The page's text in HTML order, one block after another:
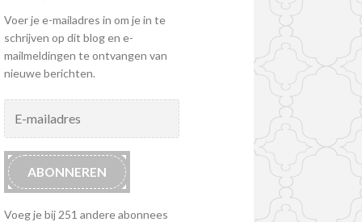
Voer je e-mailadres in om je in te
schrijven op dit blog en e-
mailmeldingen te ontvangen van
nieuwe berichten.
mailadres
ABONNEREN
Voeg je bij 251 andere abonnees